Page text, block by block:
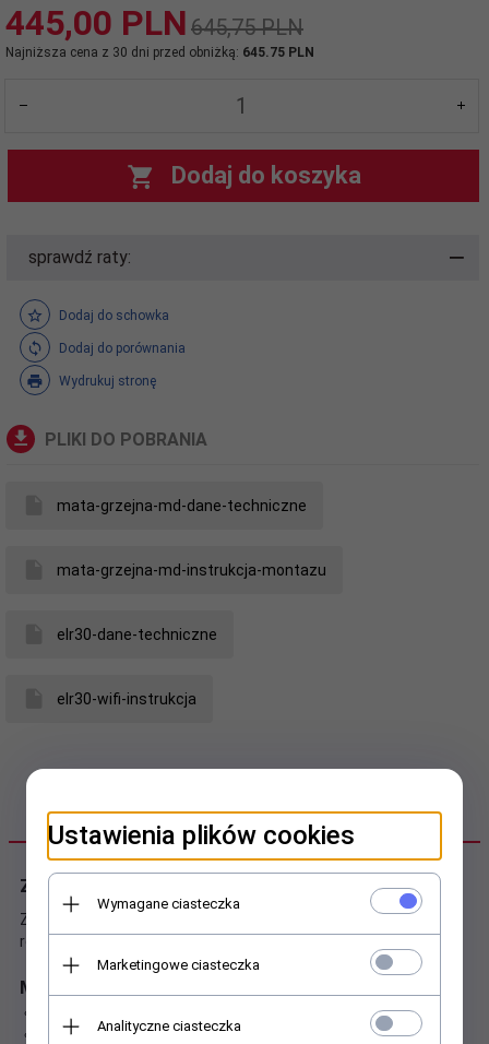
445,00 PLN 645,75 PLN
Najniższa cena z 30 dni przed obniżką: 645.75 PLN
Dodaj do koszyka
sprawdź raty:
Dodaj do schowka
Dodaj do porównania
Wydrukuj stronę
PLIKI DO POBRANIA
mata-grzejna-md-dane-techniczne
mata-grzejna-md-instrukcja-montazu
elr30-dane-techniczne
elr30-wifi-instrukcja
OPIS PRODUKTU
Zestaw MD Pack 160 Wi-Fi 80 W 0,5 m
Zestaw składa się z maty grzejnej ELEKTRA MD 160 oraz
regulatora temperatury ELR 30 Wi-Fi.
Mata grzejna ELEKTRA MD 160
wymiary maty grzejnej 0,5 x 1 m
Ustawienia plików cookies
Wymagane ciasteczka
Marketingowe ciasteczka
Analityczne ciasteczka